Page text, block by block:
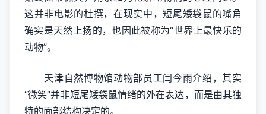
这并非电影的杜撰，在现实中，短尾矮袋鼠的嘴角
确实是天然上扬的，也因此被称为“世界上最快乐的
动物”。
天津自然博物馆动物部员工闫今雨介绍，其实
“微笑”并非短尾矮袋鼠情绪的外在表达，而是由其独
特的面部结构决定的。